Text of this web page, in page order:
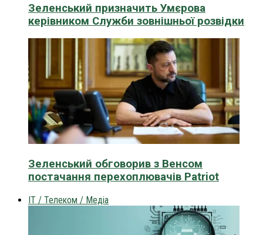
Зеленський призначить Умєрова
керівником Служби зовнішньої розвідки
Зеленський обговорив з Венсом
постачання перехоплювачів Patriot
IT / Телеком / Медіа